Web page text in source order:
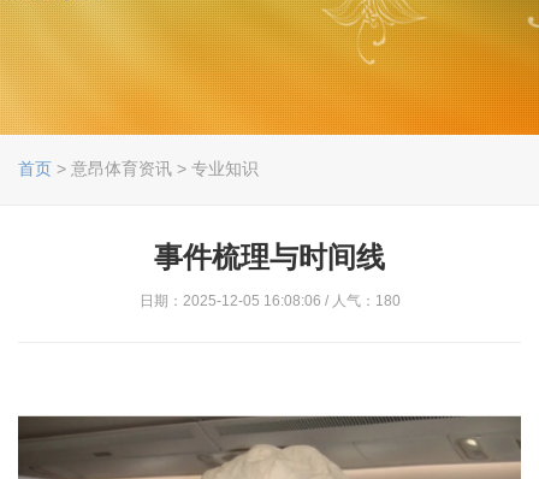
首页 > 意昂体育资讯 > 专业知识
事件梳理与时间线
日期：2025-12-05 16:08:06 / 人气：180